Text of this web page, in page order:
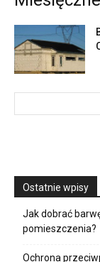
Ostatnie wpisy
Jak dobrać
pomieszczenia?
Ochrona